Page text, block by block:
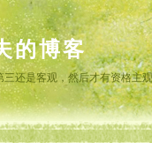
的博客
还是客观，然后才有资格主